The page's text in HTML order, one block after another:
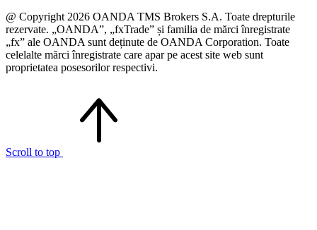
@ Copyright 2026 OANDA TMS Brokers S.A. Toate drepturile
rezervate. „OANDA”, „fxTrade” și familia de mărci înregistrate
„fx” ale OANDA sunt deținute de OANDA Corporation. Toate
celelalte mărci înregistrate care apar pe acest site web sunt
proprietatea posesorilor respectivi.
Scroll to top